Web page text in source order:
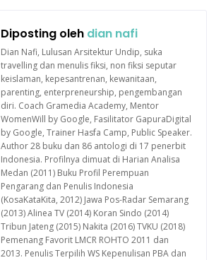
Diposting oleh dian nafi
Dian Nafi, Lulusan Arsitektur Undip, suka
travelling dan menulis fiksi, non fiksi seputar
keislaman, kepesantrenan, kewanitaan,
parenting, enterpreneurship, pengembangan
diri. Coach Gramedia Academy, Mentor
WomenWill by Google, Fasilitator GapuraDigital
by Google, Trainer Hasfa Camp, Public Speaker.
Author 28 buku dan 86 antologi di 17 penerbit
Indonesia. Profilnya dimuat di Harian Analisa
Medan (2011) Buku Profil Perempuan
Pengarang dan Penulis Indonesia
(KosaKataKita, 2012) Jawa Pos-Radar Semarang
(2013) Alinea TV (2014) Koran Sindo (2014)
Tribun Jateng (2015) Nakita (2016) TVKU (2018)
Pemenang Favorit LMCR ROHTO 2011 dan
2013. Penulis Terpilih WS Kepenulisan PBA dan